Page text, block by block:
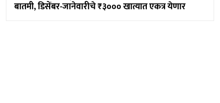
बातमी, डिसेंबर-जानेवारीचे ₹३००० खात्यात एकत्र येणार